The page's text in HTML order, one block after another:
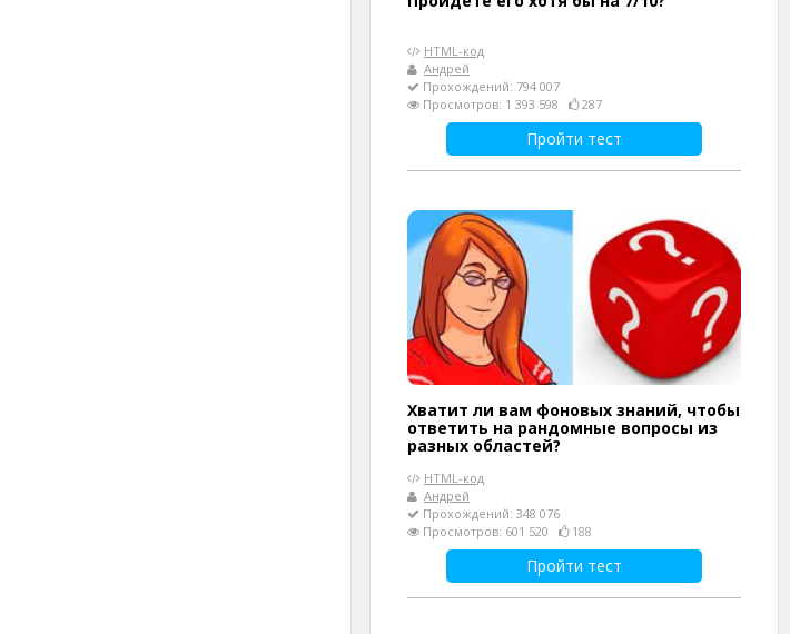
HTML-код
Андрей
Прохождений: 794 007
Просмотров: 1 393 598
287
Пройти тест
Хватит ли вам фоновых знаний, чтобы
ответить на рандомные вопросы из
разных областей?
HTML-код
Андрей
Прохождений: 348 076
Просмотров: 601 520
188
Пройти тест